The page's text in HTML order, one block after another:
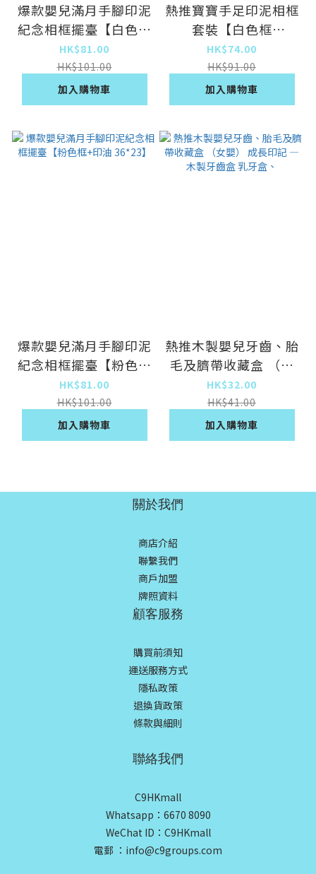
爆款嬰兒滿月手腳印泥
紀念相框擺臺【白色框
+印油 36*23】
HK$81.00
HK$101.00
加入購物車
熱推寶寶手足印泥相框
套裝【白色框
38*20】
HK$74.00
HK$91.00
加入購物車
爆款嬰兒滿月手腳印泥
紀念相框擺臺【粉色框
+印油 36*23】
HK$81.00
HK$101.00
加入購物車
熱推木製嬰兒牙齒、胎
毛及臍帶收藏盒 （女
嬰） 成長印記 — 木製
牙齒盒 乳牙盒、
HK$32.00
HK$41.00
加入購物車
關於我們
商店介紹
聯繫我們
商戶加盟
牌照資料
顧客服務
購買前須知
運送服務方式
隱私政策
退換貨政策
條款與細則
聯絡我們
C9HKmall
Whatsapp：6670 8090
WeChat ID：C9HKmall
電郵 ：info@c9groups.com